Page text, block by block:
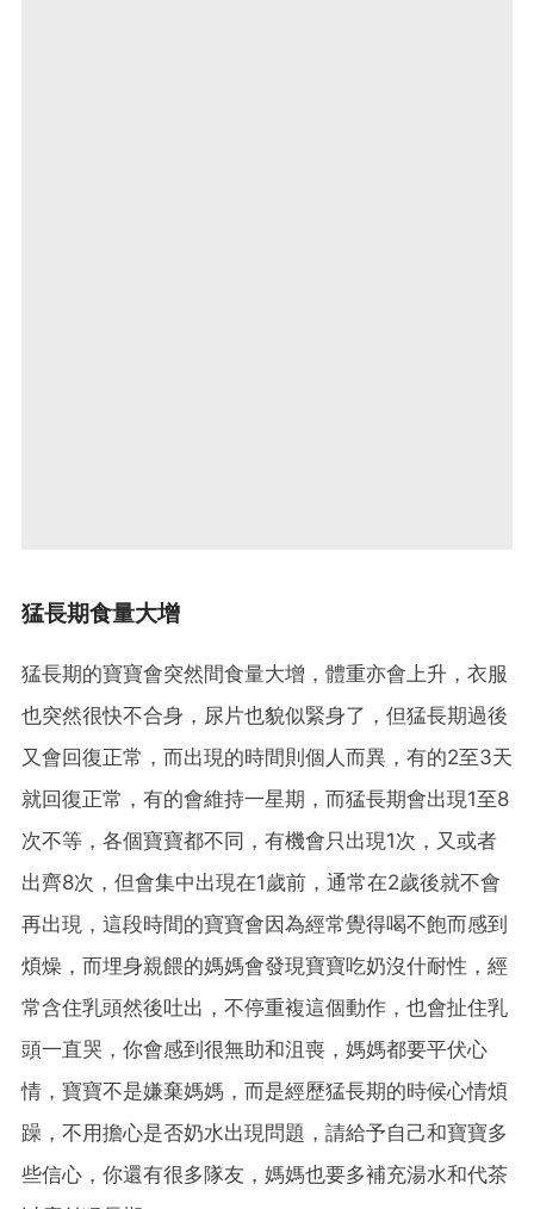
猛長期食量大增
猛長期的寶寶會突然間食量大增，體重亦會上升，衣服
也突然很快不合身，尿片也貌似緊身了，但猛長期過後
又會回復正常，而出現的時間則個人而異，有的2至3天
就回復正常，有的會維持一星期，而猛長期會出現1至8
次不等，各個寶寶都不同，有機會只出現1次，又或者
出齊8次，但會集中出現在1歲前，通常在2歲後就不會
再出現，這段時間的寶寶會因為經常覺得喝不飽而感到
煩燥，而埋身親餵的媽媽會發現寶寶吃奶沒什耐性，經
常含住乳頭然後吐出，不停重複這個動作，也會扯住乳
頭一直哭，你會感到很無助和沮喪，媽媽都要平伏心
情，寶寶不是嫌棄媽媽，而是經歷猛長期的時候心情煩
躁，不用擔心是否奶水出現問題，請給予自己和寶寶多
些信心，你還有很多隊友，媽媽也要多補充湯水和代茶